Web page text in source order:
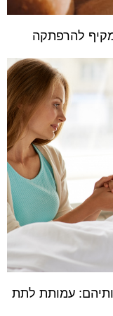
מקיף להרפתקה
עמותת לתת